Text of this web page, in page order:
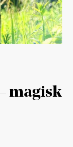
magisk